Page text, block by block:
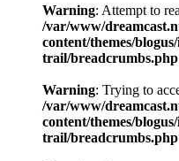
Warning: Attempt to
/var/www/
content/themes/
trail/breadcrumbs.php
Warning: Trying to
/var/www/
content/themes/
trail/breadcrumbs.php